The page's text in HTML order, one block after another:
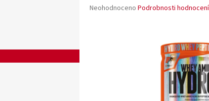
Průměrné
Neohodnoceno Podrobnosti hodnocení